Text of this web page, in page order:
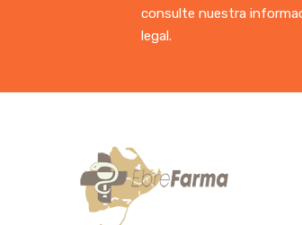
consulte nuestra
legal.